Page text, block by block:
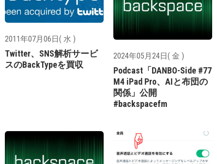
2011年07月06日( 水 )
Twitter、SNS解析サービ
スのBackTypeを買収
2024年05月24日( 金 )
Podcast「DANBO-Side #77
M4 iPad Pro、AIと布団の
関係」公開
#backspacefm